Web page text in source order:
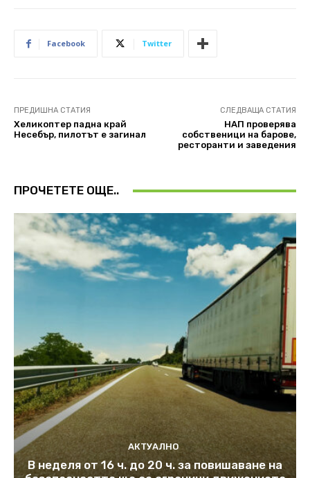
Facebook Twitter
ПРЕДИШНА СТАТИЯ
Хеликоптер падна край
Несебър, пилотът е загинал
СЛЕДВАЩА СТАТИЯ
НАП проверява
собственици на барове,
ресторанти и заведения
ПРОЧЕТЕТЕ ОЩЕ..
АКТУАЛНО
В неделя от 16 ч. до 20 ч. за повишаване на